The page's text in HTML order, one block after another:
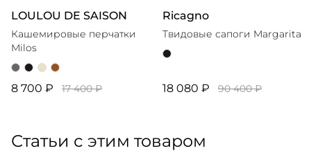
LOULOU DE SAISON
Кашемировые перчатки
Milos
8 700 ₽ 17 400 ₽
Ricagno
Твидовые сапоги Margarita
18 080 ₽ 90 400 ₽
Статьи с этим товаром